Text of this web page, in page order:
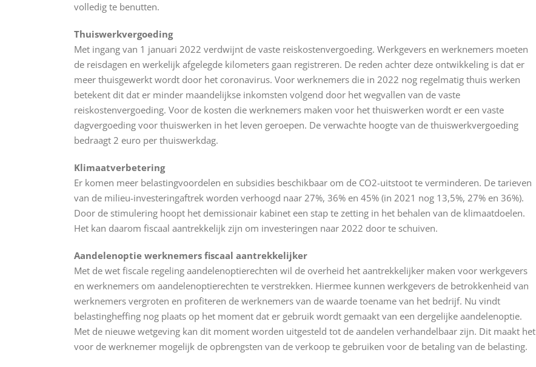
volledig te benutten.
Thuiswerkvergoeding
Met ingang van 1 januari 2022 verdwijnt de vaste reiskostenvergoeding. Werkgevers en werknemers moeten
de reisdagen en werkelijk afgelegde kilometers gaan registreren. De reden achter deze ontwikkeling is dat er
meer thuisgewerkt wordt door het coronavirus. Voor werknemers die in 2022 nog regelmatig thuis werken
betekent dit dat er minder maandelijkse inkomsten volgend door het wegvallen van de vaste
reiskostenvergoeding. Voor de kosten die werknemers maken voor het thuiswerken wordt er een vaste
dagvergoeding voor thuiswerken in het leven geroepen. De verwachte hoogte van de thuiswerkvergoeding
bedraagt 2 euro per thuiswerkdag.
Klimaatverbetering
Er komen meer belastingvoordelen en subsidies beschikbaar om de CO2-uitstoot te verminderen. De tarieven
van de milieu-investeringaftrek worden verhoogd naar 27%, 36% en 45% (in 2021 nog 13,5%, 27% en 36%).
Door de stimulering hoopt het demissionair kabinet een stap te zetting in het behalen van de klimaatdoelen.
Het kan daarom fiscaal aantrekkelijk zijn om investeringen naar 2022 door te schuiven.
Aandelenoptie werknemers fiscaal aantrekkelijker
Met de wet fiscale regeling aandelenoptierechten wil de overheid het aantrekkelijker maken voor werkgevers
en werknemers om aandelenoptierechten te verstrekken. Hiermee kunnen werkgevers de betrokkenheid van
werknemers vergroten en profiteren de werknemers van de waarde toename van het bedrijf. Nu vindt
belastingheffing nog plaats op het moment dat er gebruik wordt gemaakt van een dergelijke aandelenoptie.
Met de nieuwe wetgeving kan dit moment worden uitgesteld tot de aandelen verhandelbaar zijn. Dit maakt het
voor de werknemer mogelijk de opbrengsten van de verkoop te gebruiken voor de betaling van de belasting.